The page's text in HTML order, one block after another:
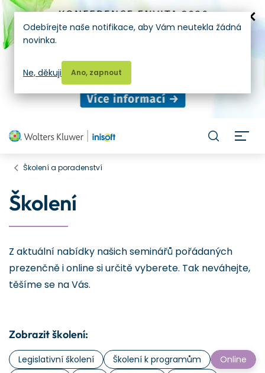
Školení a poradenství
Školení
Z aktuální nabídky našich seminářů pořádaných
prezenčně i online si určitě vyberete. Tak neváhejte,
těšíme se na Vás.
Zobrazit školení:
Legislativní školení Školení k programům
Online
Odebírejte naše notifikace, aby Vám neutekla žádná
novinka.
Ano, zapnout
Ne, děkuji